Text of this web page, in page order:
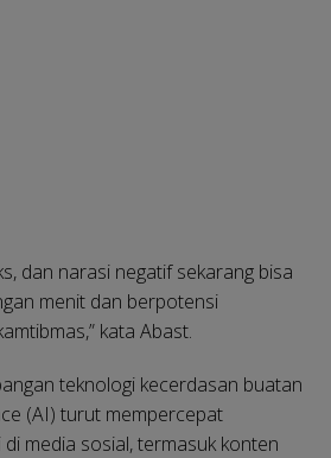
dan narasi negatif sekarang bisa
menit dan berpotensi
kata Abast.
teknologi kecerdasan buatan
(AI) turut mempercepat
media sosial, termasuk konten